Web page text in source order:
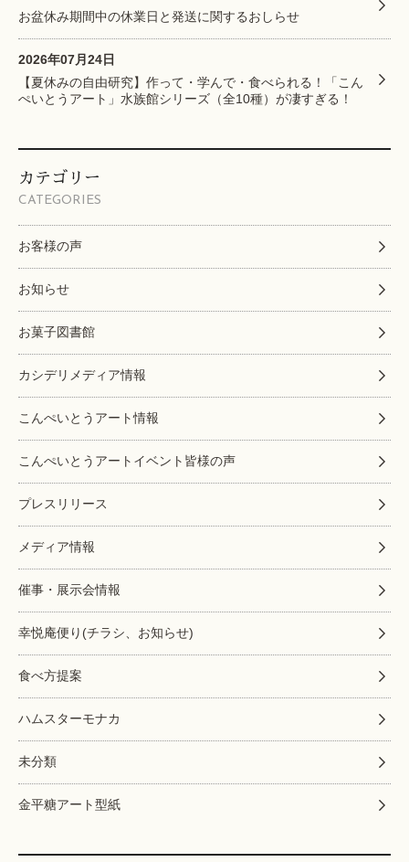
お盆休み期間中の休業日と発送に関するおしらせ
2026年07月24日
【夏休みの自由研究】作って・学んで・食べられる！「こん
ぺいとうアート」水族館シリーズ（全10種）が凄すぎる！
カテゴリー
CATEGORIES
お客様の声
お知らせ
お菓子図書館
カシデリメディア情報
こんぺいとうアート情報
こんぺいとうアートイベント皆様の声
プレスリリース
メディア情報
催事・展示会情報
幸悦庵便り(チラシ、お知らせ)
食べ方提案
ハムスターモナカ
未分類
金平糖アート型紙